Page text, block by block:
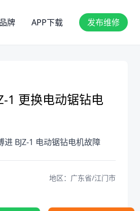
品牌 APP下载 发布维修
1 更换电动锯钻电
BJZ-1 电动锯钻电机故障
地区：广东省/江门市